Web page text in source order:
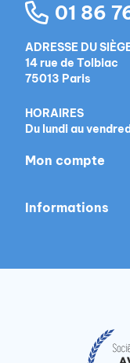
01 86
ADRESSE DU
14 rue de Tolbiac
75013 Paris
HORAIRES
Du lundi au
Mon compte
Informations